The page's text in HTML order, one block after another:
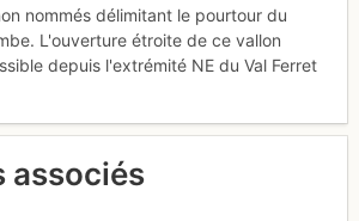
nommés délimitant le pourtour du
L'ouverture étroite de ce vallon
depuis l'extrémité NE du Val Ferret
associés